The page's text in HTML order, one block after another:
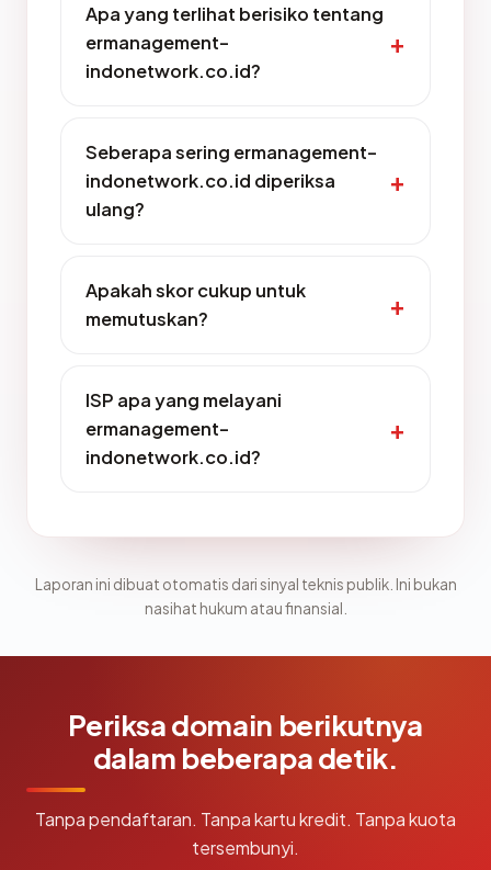
Apa yang terlihat berisiko tentang
ermanagement-
indonetwork.co.id?
Seberapa sering ermanagement-
indonetwork.co.id diperiksa
ulang?
Apakah skor cukup untuk
memutuskan?
ISP apa yang melayani
ermanagement-
indonetwork.co.id?
Laporan ini dibuat otomatis dari sinyal teknis publik. Ini bukan
nasihat hukum atau finansial.
Periksa domain berikutnya
dalam beberapa detik.
Tanpa pendaftaran. Tanpa kartu kredit. Tanpa kuota
tersembunyi.